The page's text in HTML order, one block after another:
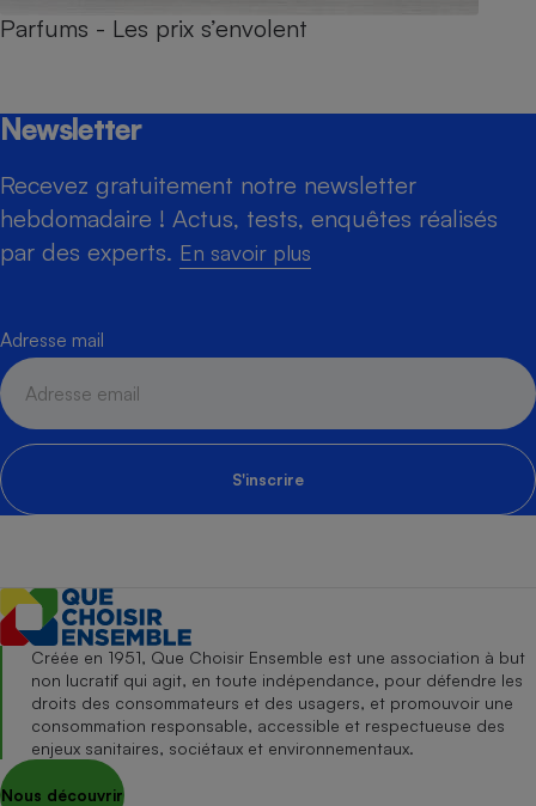
Parfums - Les prix s’envolent
Newsletter
Recevez gratuitement notre newsletter
hebdomadaire ! Actus, tests, enquêtes réalisés
par des experts. En savoir plus
Adresse mail
S'inscrire
Créée en 1951, Que Choisir Ensemble est une association à but
non lucratif qui agit, en toute indépendance, pour défendre les
droits des consommateurs et des usagers, et promouvoir une
consommation responsable, accessible et respectueuse des
enjeux sanitaires, sociétaux et environnementaux.
Nous découvrir